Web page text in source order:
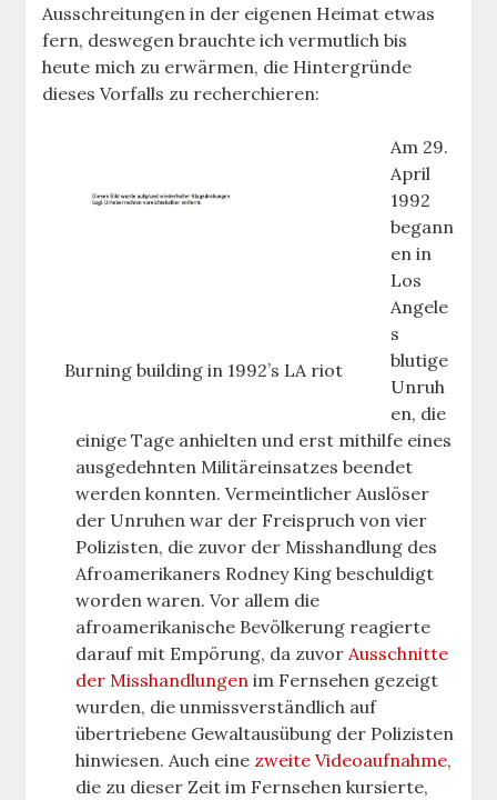
Ausschreitungen in der eigenen Heimat etwas
fern, deswegen brauchte ich vermutlich bis
heute mich zu erwärmen, die Hintergründe
dieses Vorfalls zu recherchieren:
Burning building in 1992’s LA riot
Am 29.
April
1992
begann
en in
Los
Angele
s
blutige
Unruh
en, die
einige Tage anhielten und erst mithilfe eines
ausgedehnten Militäreinsatzes beendet
werden konnten. Vermeintlicher Auslöser
der Unruhen war der Freispruch von vier
Polizisten, die zuvor der Misshandlung des
Afroamerikaners Rodney King beschuldigt
worden waren. Vor allem die
afroamerikanische Bevölkerung reagierte
darauf mit Empörung, da zuvorAusschnitte
der Misshandlungen im Fernsehen gezeigt
wurden, die unmissverständlich auf
übertriebene Gewaltausübung der Polizisten
hinwiesen. Auch eine zweite Videoaufnahme,
die zu dieser Zeit im Fernsehen kursierte,